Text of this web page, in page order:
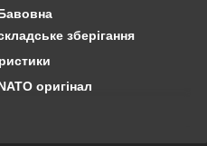
зберігання
оригінал